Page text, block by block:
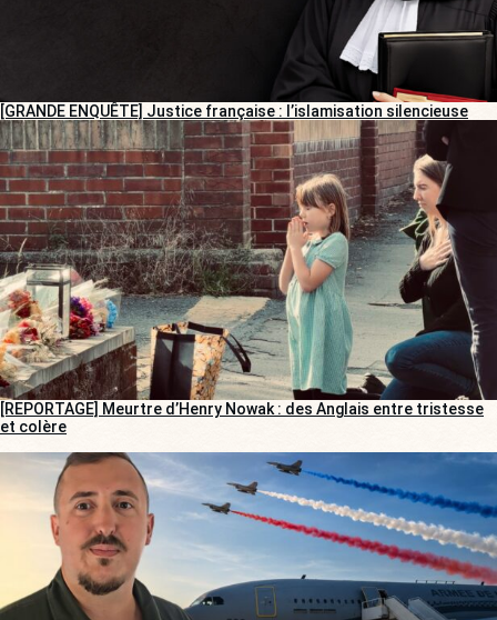
[GRANDE ENQUÊTE] Justice française : l’islamisation silencieuse
[REPORTAGE] Meurtre d’Henry Nowak : des Anglais entre tristesse
et colère